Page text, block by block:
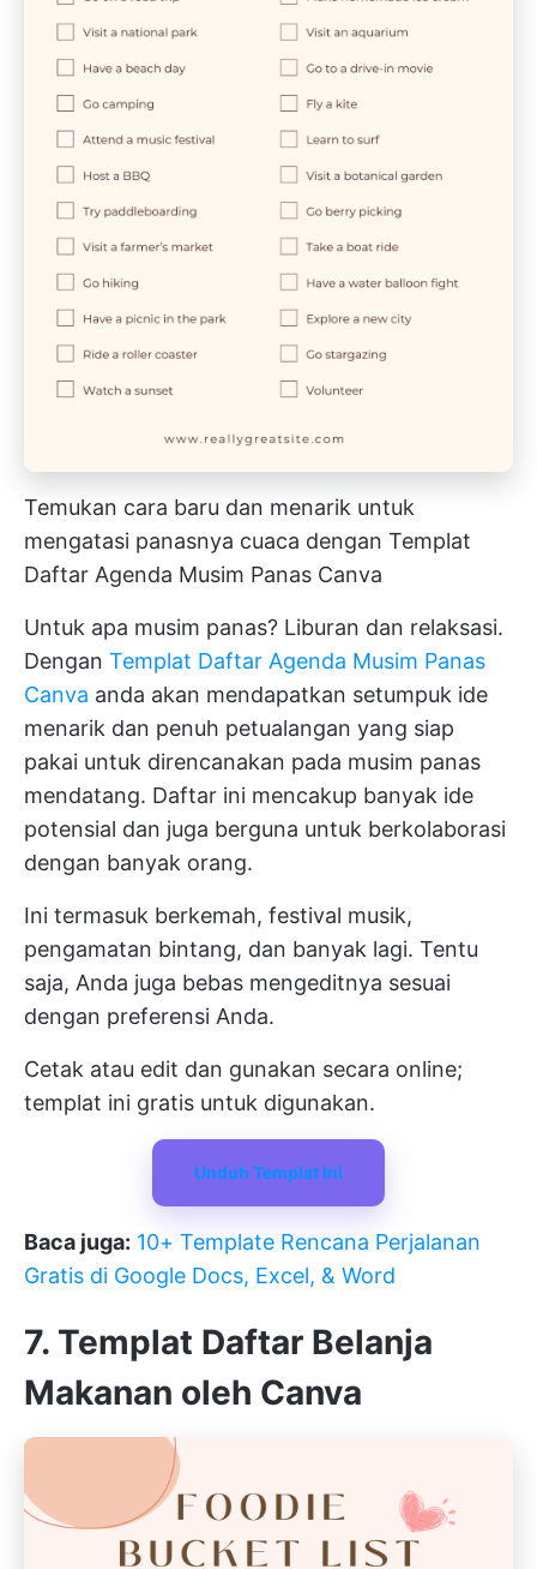
Temukan cara baru dan menarik untuk
mengatasi panasnya cuaca dengan Templat
Daftar Agenda Musim Panas Canva
Untuk apa musim panas? Liburan dan relaksasi.
Dengan Templat Daftar Agenda Musim Panas
Canva anda akan mendapatkan setumpuk ide
menarik dan penuh petualangan yang siap
pakai untuk direncanakan pada musim panas
mendatang. Daftar ini mencakup banyak ide
potensial dan juga berguna untuk berkolaborasi
dengan banyak orang.
Ini termasuk berkemah, festival musik,
pengamatan bintang, dan banyak lagi. Tentu
saja, Anda juga bebas mengeditnya sesuai
dengan preferensi Anda.
Cetak atau edit dan gunakan secara online;
templat ini gratis untuk digunakan.
Unduh Templat Ini
Baca juga: 10+ Template Rencana Perjalanan
Gratis di Google Docs, Excel, & Word
7. Templat Daftar Belanja
Makanan oleh Canva